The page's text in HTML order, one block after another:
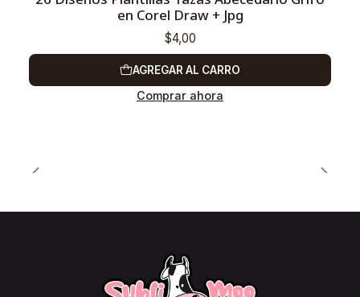
en Corel Draw + Jpg
$4,00
AGREGAR AL CARRO
Comprar ahora